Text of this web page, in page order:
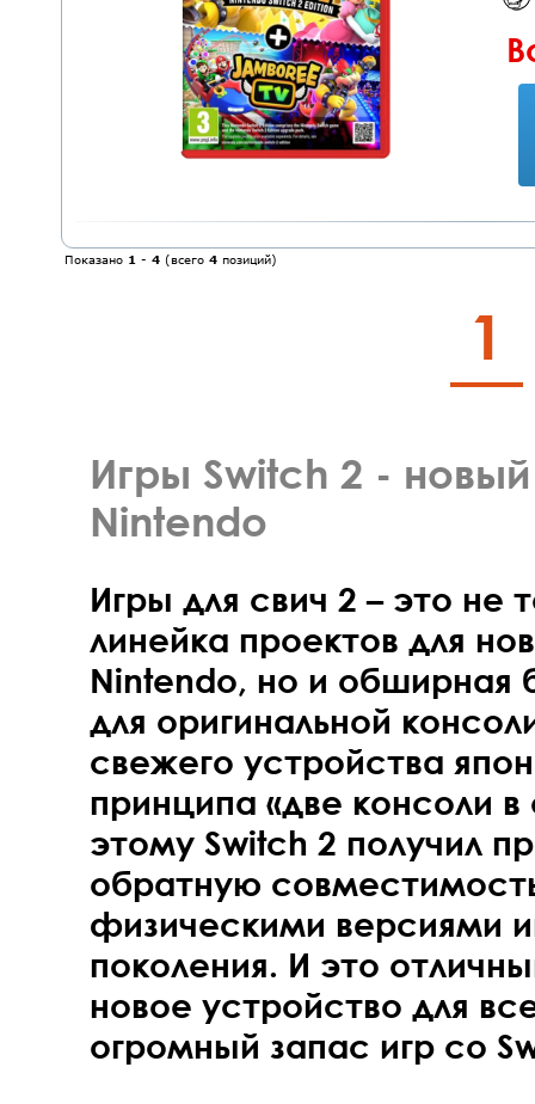
Показано 1 - 4 (всего 4 позиций)
1
Игры Switch 2 -
Nintendo
Игры для свич 2 – это не
линейка проектов для
Nintendo, но и обширная
для оригинальной
свежего устройства
принципа «две консоли в
этому Switch 2 получил
обратную
физическими версиями
поколения. И это
новое устройство для
огромный запас игр со